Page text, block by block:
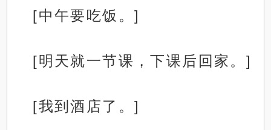
[中午要吃饭。]
[明天就一节课，下课后回家。]
[我到酒店了。]